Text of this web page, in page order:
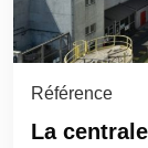
Référence
La